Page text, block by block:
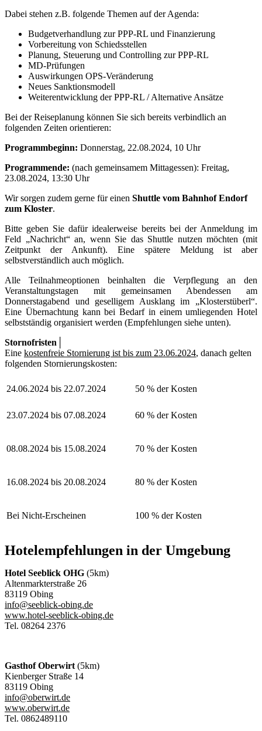
Dabei stehen z.B. folgende Themen auf der Agenda:
Budgetverhandlung zur PPP-RL und Finanzierung
Vorbereitung von Schiedsstellen
Planung, Steuerung und Controlling zur PPP-RL
MD-Prüfungen
Auswirkungen OPS-Veränderung
Neues Sanktionsmodell
Weiterentwicklung der PPP-RL / Alternative Ansätze
Bei der Reiseplanung können Sie sich bereits verbindlich an
folgenden Zeiten orientieren:
Programmbeginn: Donnerstag, 22.08.2024, 10 Uhr
Programmende: (nach gemeinsamem Mittagessen): Freitag,
23.08.2024, 13:30 Uhr
Wir sorgen zudem gerne für einen Shuttle vom Bahnhof Endorf
zum Kloster.
Bitte geben Sie dafür idealerweise bereits bei der Anmeldung im
Feld „Nachricht“ an, wenn Sie das Shuttle nutzen möchten (mit
Zeitpunkt der Ankunft). Eine spätere Meldung ist aber
selbstverständlich auch möglich.
Alle Teilnahmeoptionen beinhalten die Verpflegung an den
Veranstaltungstagen mit gemeinsamen Abendessen am
Donnerstagabend und geselligem Ausklang im „Klosterstüberl“.
Eine Übernachtung kann bei Bedarf in einem umliegenden Hotel
selbstständig organisiert werden (Empfehlungen siehe unten).
Stornofristen│
Eine kostenfreie Stornierung ist bis zum 23.06.2024, danach gelten
folgenden Stornierungskosten:
24.06.2024 bis 22.07.2024 50 % der Kosten
23.07.2024 bis 07.08.2024 60 % der Kosten
08.08.2024 bis 15.08.2024 70 % der Kosten
16.08.2024 bis 20.08.2024 80 % der Kosten
Bei Nicht-Erscheinen 100 % der Kosten
Hotelempfehlungen in der Umgebung
Hotel Seeblick OHG (5km)
Altenmarkterstraße 26
83119 Obing
info@seeblick-obing.de
www.hotel-seeblick-obing.de
Tel. 08264 2376
Gasthof Oberwirt(5km)
Kienberger Straße 14
83119 Obing
info@oberwirt.de
www.oberwirt.de
Tel. 0862489110